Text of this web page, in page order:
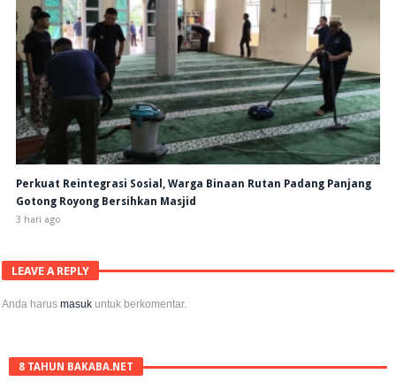
Perkuat Reintegrasi Sosial, Warga Binaan Rutan Padang Panjang
Gotong Royong Bersihkan Masjid
3 hari ago
LEAVE A REPLY
Anda harusmasuk untuk berkomentar.
8 TAHUN BAKABA.NET